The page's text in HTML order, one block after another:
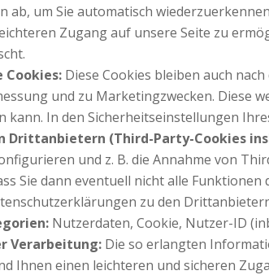
ab, um Sie automatisch
Zugang auf unsere Seite zu
Cookies: Diese Cookies bleiben auch
und zu Marketingzwecken. Diese
kann. In den Sicherheitseinstellungen
Drittanbietern (Third-Party-Cookies
und z. B. die Annahme von
Sie dann eventuell nicht alle
zu den
Nutzerdaten, Cookie, Nutzer-ID
Verarbeitung: Die so erlangten
Ihnen einen leichteren und sicheren